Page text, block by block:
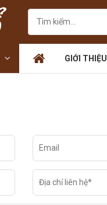
GIỚI THIỆU